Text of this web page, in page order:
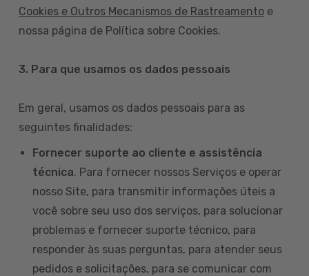
Cookies e Outros Mecanismos de Rastreamento e
nossa página de Política sobre Cookies.
3. Para que usamos os dados pessoais
Em geral, usamos os dados pessoais para as
seguintes finalidades:
Fornecer suporte ao cliente e assistência
técnica. Para fornecer nossos Serviços e operar
nosso Site, para transmitir informações úteis a
você sobre seu uso dos serviços, para solucionar
problemas e fornecer suporte técnico, para
responder às suas perguntas, para atender seus
pedidos e solicitações, para se comunicar com